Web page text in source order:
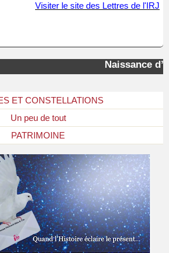
ET CONSTELLATIONS
Un peu de tout
PATRIMOINE
Visiter le site des Lettres de l'IRJ
Naissance